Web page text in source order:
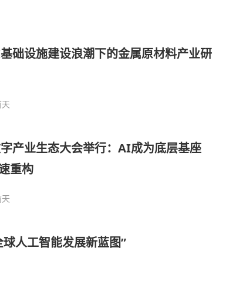
础设施建设浪潮下的金属原材料产业研
产业生态大会举行：AI成为底层基座
重构
人工智能发展新蓝图”